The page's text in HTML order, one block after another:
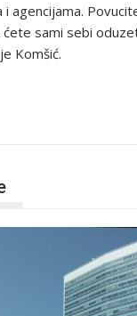
agencijama.
sami sebi
Komšić.